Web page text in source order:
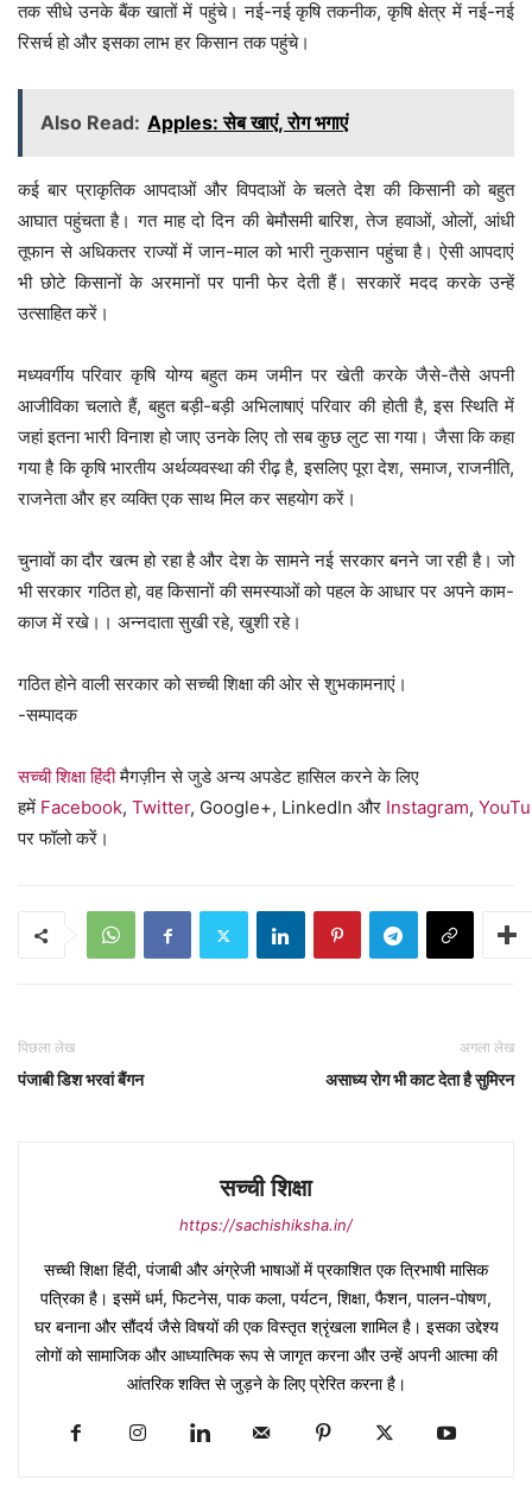
तक सीधे उनके बैंक खातों में पहुंचे। नई-नई कृषि तकनीक, कृषि क्षेत्र में नई-नई
रिसर्च हो और इसका लाभ हर किसान तक पहुंचे।
Also Read: Apples: सेब खाएं, रोग भगाएं
कई बार प्राकृतिक आपदाओं और विपदाओं के चलते देश की किसानी को बहुत
आघात पहुंचता है। गत माह दो दिन की बेमौसमी बारिश, तेज हवाओं, ओलों, आंधी
तूफान से अधिकतर राज्यों में जान-माल को भारी नुकसान पहुंचा है। ऐसी आपदाएं
भी छोटे किसानों के अरमानों पर पानी फेर देती हैं। सरकारें मदद करके उन्हें
उत्साहित करें।
मध्यवर्गीय परिवार कृषि योग्य बहुत कम जमीन पर खेती करके जैसे-तैसे अपनी
आजीविका चलाते हैं, बहुत बड़ी-बड़ी अभिलाषाएं परिवार की होती है, इस स्थिति में
जहां इतना भारी विनाश हो जाए उनके लिए तो सब कुछ लुट सा गया। जैसा कि कहा
गया है कि कृषि भारतीय अर्थव्यवस्था की रीढ़ है, इसलिए पूरा देश, समाज, राजनीति,
राजनेता और हर व्यक्ति एक साथ मिल कर सहयोग करें।
चुनावों का दौर खत्म हो रहा है और देश के सामने नई सरकार बनने जा रही है। जो
भी सरकार गठित हो, वह किसानों की समस्याओं को पहल के आधार पर अपने काम-
काज में रखे।। अन्नदाता सुखी रहे, खुशी रहे।
गठित होने वाली सरकार को सच्ची शिक्षा की ओर से शुभकामनाएं।
-सम्पादक
सच्ची शिक्षा हिंदीमैगज़ीन से जुडे अन्य अपडेट हासिल करने के लिए
हमें Facebook, Twitter, Google+, LinkedIn और Instagram,
पर फॉलो करें।
पिछला लेख
पंजाबी डिश भरवां बैंगन
अगला लेख
असाध्य रोग भी काट देता है सुमिरन
सच्ची शिक्षा
https://sachishiksha.in/
सच्ची शिक्षा हिंदी, पंजाबी और अंग्रेजी भाषाओं में प्रकाशित एक त्रिभाषी मासिक
पत्रिका है। इसमें धर्म, फिटनेस, पाक कला, पर्यटन, शिक्षा, फैशन, पालन-पोषण,
घर बनाना और सौंदर्य जैसे विषयों की एक विस्तृत श्रृंखला शामिल है। इसका उद्देश्य
लोगों को सामाजिक और आध्यात्मिक रूप से जागृत करना और उन्हें अपनी आत्मा की
आंतरिक शक्ति से जुड़ने के लिए प्रेरित करना है।